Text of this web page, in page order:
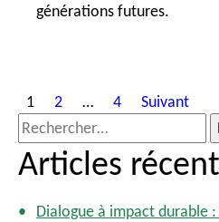
générations futures.
P
a
g
i
a
1 2 … 4
Suivant
R
e
c
Articles
Dialogue à impact durable